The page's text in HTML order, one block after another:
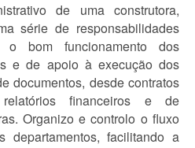
de uma construtora,
série de responsabilidades
o bom funcionamento dos
e de apoio à execução dos
documentos, desde contratos
financeiros e de
Organizo e controlo o fluxo
departamentos, facilitando a